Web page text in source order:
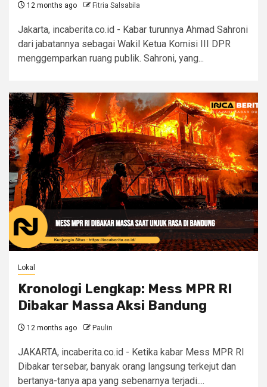
12 months ago Fitria Salsabila
Jakarta, incaberita.co.id - Kabar turunnya Ahmad Sahroni
dari jabatannya sebagai Wakil Ketua Komisi III DPR
menggemparkan ruang publik. Sahroni, yang...
Lokal
Kronologi Lengkap: Mess MPR RI
Dibakar Massa Aksi Bandung
12 months ago Paulin
JAKARTA, incaberita.co.id - Ketika kabar Mess MPR RI
Dibakar tersebar, banyak orang langsung terkejut dan
bertanya-tanya apa yang sebenarnya terjadi....